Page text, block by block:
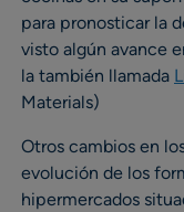
para pronosticar la
visto algún avance
la también llamada
Materials)
Otros cambios en
evolución de los
hipermercados